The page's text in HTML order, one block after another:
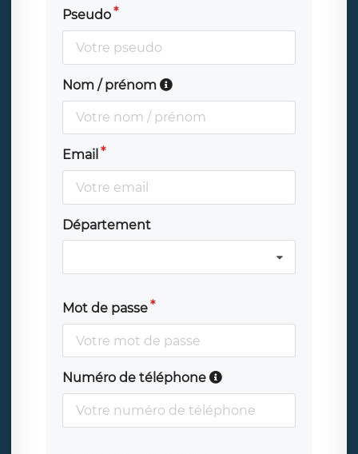
Pseudo
Nom / prénom
Email
Département
Mot de passe
Numéro de téléphone